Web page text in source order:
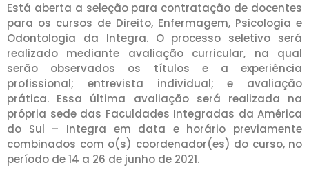
Está aberta a seleção para contratação de docentes
para os cursos de Direito, Enfermagem, Psicologia e
Odontologia da Integra. O processo seletivo será
realizado mediante avaliação curricular, na qual
serão observados os títulos e a experiência
profissional; entrevista individual; e avaliação
prática. Essa última avaliação será realizada na
própria sede das Faculdades Integradas da América
do Sul – Integra em data e horário previamente
combinados com o(s) coordenador(es) do curso, no
período de 14 a 26 de junho de 2021.